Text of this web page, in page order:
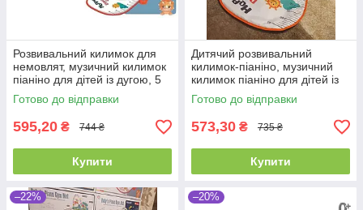
Розвивальний килимок для
немовлят, музичний килимок
піаніно для дітей із дугою, 5
іграшок, 139, 2 кольори
Готово до відправки
595,20 ₴ 744 ₴
Купити
Дитячий розвивальний
килимок-піаніно, музичний
килимок піаніно для дітей із
дугою, 5 іграшок, Кораловий
Готово до відправки
573,30 ₴ 735 ₴
Купити
–22% –20%